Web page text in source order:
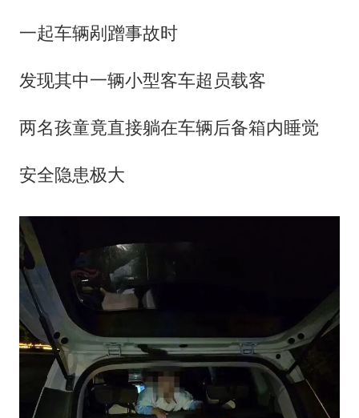
一起车辆剐蹭事故时
发现其中一辆小型客车超员载客
两名孩童竟直接躺在车辆后备箱内睡觉
安全隐患极大